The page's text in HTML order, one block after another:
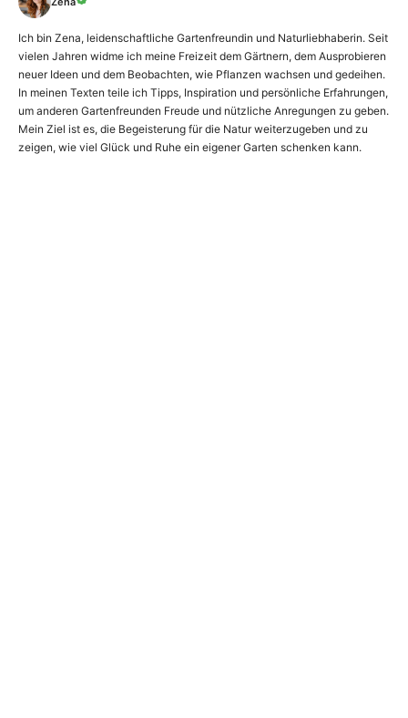
Ich bin Zena, leidenschaftliche Gartenfreundin und Naturliebhaberin. Seit
vielen Jahren widme ich meine Freizeit dem Gärtnern, dem Ausprobieren
neuer Ideen und dem Beobachten, wie Pflanzen wachsen und gedeihen.
In meinen Texten teile ich Tipps, Inspiration und persönliche Erfahrungen,
um anderen Gartenfreunden Freude und nützliche Anregungen zu geben.
Mein Ziel ist es, die Begeisterung für die Natur weiterzugeben und zu
zeigen, wie viel Glück und Ruhe ein eigener Garten schenken kann.